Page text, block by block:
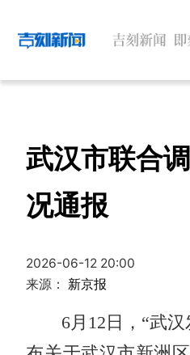
武汉市联合
况通报
2026-06-12 20:00
来源： 新京报
6月12日，“武汉